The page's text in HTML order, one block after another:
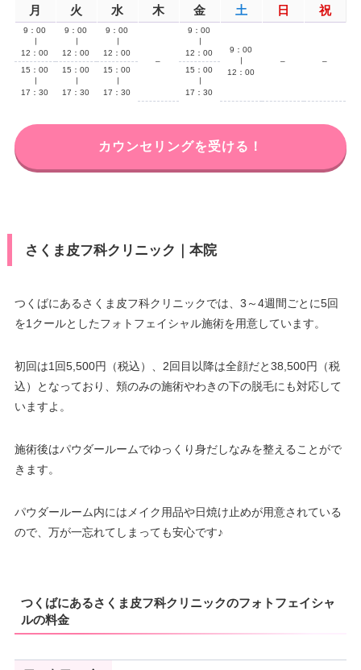
月 火 水 木 金 土 日 祝
9：00
12：00
9：00
12：00
9：00
12：00
–
9：00
12：00
9：00
12：00
–
–
15：00
17：30
15：00
17：30
15：00
17：30
15：00
17：30
カウンセリングを受ける！
さくま皮フ科クリニック｜本院
つくばにあるさくま皮フ科クリニックでは、3～4週間ごとに5回
を1クールとしたフォトフェイシャル施術を用意しています。
初回は1回5,500円（税込）、2回目以降は全顔だと38,500円（税
込）となっており、頬のみの施術やわきの下の脱毛にも対応して
いますよ。
施術後はパウダールームでゆっくり身だしなみを整えることがで
きます。
パウダールーム内にはメイク用品や日焼け止めが用意されている
ので、万が一忘れてしまっても安心です♪
つくばにあるさくま皮フ科クリニックのフォトフェイシャ
ルの料金